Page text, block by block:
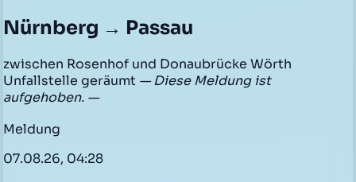
Nürnberg → Passau
zwischen Rosenhof und Donaubrücke Wörth
Unfallstelle geräumt — Diese Meldung ist
aufgehoben. —
Meldung
07.08.26, 04:28